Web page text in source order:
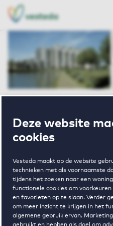
Deze website
cookies
Vesteda maakt op de website
technieken met als voornaamste
tijdens het zoeken naar een
functionele cookies om
en favorieten op te slaan. Verder
om meer inzicht te krijgen in het
algemene gebruik ervan.
NL
EN
Pisastaete
's-